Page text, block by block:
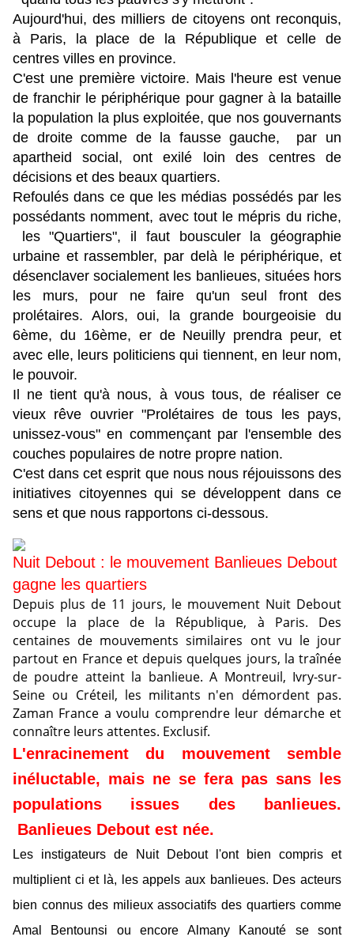
Aujourd'hui, des milliers de citoyens ont reconquis,
à Paris, la place de la République et celle de
centres villes en province.
C'est une première victoire. Mais l'heure est venue
de franchir le périphérique pour gagner à la bataille
la population la plus exploitée, que nos gouvernants
de droite comme de la fausse gauche, par un
apartheid social, ont exilé loin des centres de
décisions et des beaux quartiers.
Refoulés dans ce que les médias possédés par les
possédants nomment, avec tout le mépris du riche,
les "Quartiers", il faut bousculer la géographie
urbaine et rassembler, par delà le périphérique, et
désenclaver socialement les banlieues, situées hors
les murs, pour ne faire qu'un seul front des
prolétaires. Alors, oui, la grande bourgeoisie du
6ème, du 16ème, er de Neuilly prendra peur, et
avec elle, leurs politiciens qui tiennent, en leur nom,
le pouvoir.
Il ne tient qu'à nous, à vous tous, de réaliser ce
vieux rêve ouvrier "Prolétaires de tous les pays,
unissez-vous" en commençant par l'ensemble des
couches populaires de notre propre nation.
C'est dans cet esprit que nous nous réjouissons des
initiatives citoyennes qui se développent dans ce
sens et que nous rapportons ci-dessous.
Nuit Debout : le mouvement Banlieues Debout
gagne les quartiers
Depuis plus de 11 jours, le mouvement Nuit Debout
occupe la place de la République, à Paris. Des
centaines de mouvements similaires ont vu le jour
partout en France et depuis quelques jours, la traînée
de poudre atteint la banlieue. A Montreuil, Ivry-sur-
Seine ou Créteil, les militants n'en démordent pas.
Zaman France a voulu comprendre leur démarche et
connaître leurs attentes. Exclusif.
L'enracinement du mouvement semble
inéluctable, mais ne se fera pas sans les
populations issues des banlieues.
Banlieues Debout est née.
Les instigateurs de Nuit Debout l'ont bien compris et
multiplient ci et là, les appels aux banlieues. Des acteurs
bien connus des milieux associatifs des quartiers comme
Amal Bentounsi ou encore Almany Kanouté se sont